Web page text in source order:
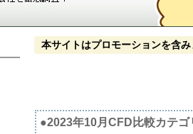
本サイトはプロモーションを含み
●2023年10月CFD比較カテゴ